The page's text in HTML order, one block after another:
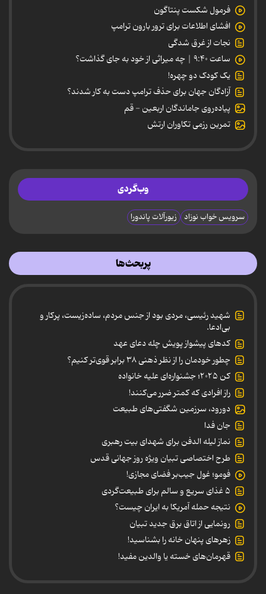
فرمول شکست پنتاگون
افشای اطلاعات برای ترور بارون ترامپ
نجات از غرق شدگی
ساعت ۹:۴۰ | چه میراثی از خود به جای گذاشت؟
یک کودک دو چهره!
آزادگان جهان برای حذف ترامپ دست به کار شدند؟
پیاده‌روی جاماندگان اربعین - قم
تمرین رزمی تکاوران ارتش
وب‌گردی
سرویس خواب نوزاد زیورآلات پاندورا
پربحث‌ها
شهید رئیسی، مردی بود از جنس مردم، ساده‌زیست، پرکار و
بی‌ادعا.
کدهای پیشواز پویش چله دعای عهد
چطور خودمان را از نظر ذهنی ۳۸ برابر قوی‌تر کنیم؟
کن ۲۰۲۵؛ جشنواره‌ای علیه خانواده
راز افرادی که کمتر ضرر می‌کنند!
دورود، سرزمین شگفتی‌های طبیعت
جان فدا
نماز لیله الدفن برای شهدای بیت رهبری
طرح اختصاصی تبیان ویژه روز جهانی قدس
فومو؛ غول جیب‌بر فضای مجازی!
۵ غذای سریع و سالم برای طبیعت‌گردی
نتیجه حمله آمریکا به ایران چیست؟
رونمایی از اتاق برق جدید تبیان
زهرهای پنهان خانه را بشناسید!
قهرمان‌های خسته یا والدین مفید!